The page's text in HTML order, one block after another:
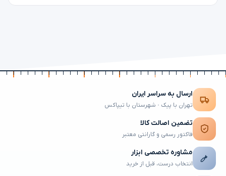
ارسال به سراسر ایران
تهران با پیک · شهرستان با تیپاکس
تضمین اصالت کالا
فاکتور رسمی و گارانتی معتبر
مشاوره تخصصی ابزار
انتخاب درست، قبل از خرید